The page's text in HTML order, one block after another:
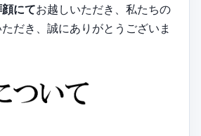
にてお越しいただき、私たちの
だき、誠にありがとうございま